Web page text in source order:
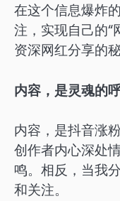
在这个信息爆炸
注，实现自己的
资深网红分享的
内容，是灵魂的
内容，是抖音涨
创作者内心深处
鸣。相反，当我
和关注。